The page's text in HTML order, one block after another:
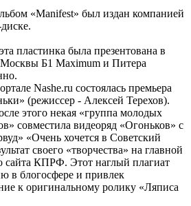
«Manifest» был издан компанией
пластинка была презентована в
Б1 Maximum и Питера
Nashe.ru состоялась премьера
(режиссер - Алексей Терехов).
этого некая «группа молодых
совместила видеоряд «Огоньков» с
«Очень хочется в Советский
своего «творчества» на главной
сайта КПРФ. Этот наглый плагиат
в блогосфере и привлек
к оригинальному ролику «Ляписа